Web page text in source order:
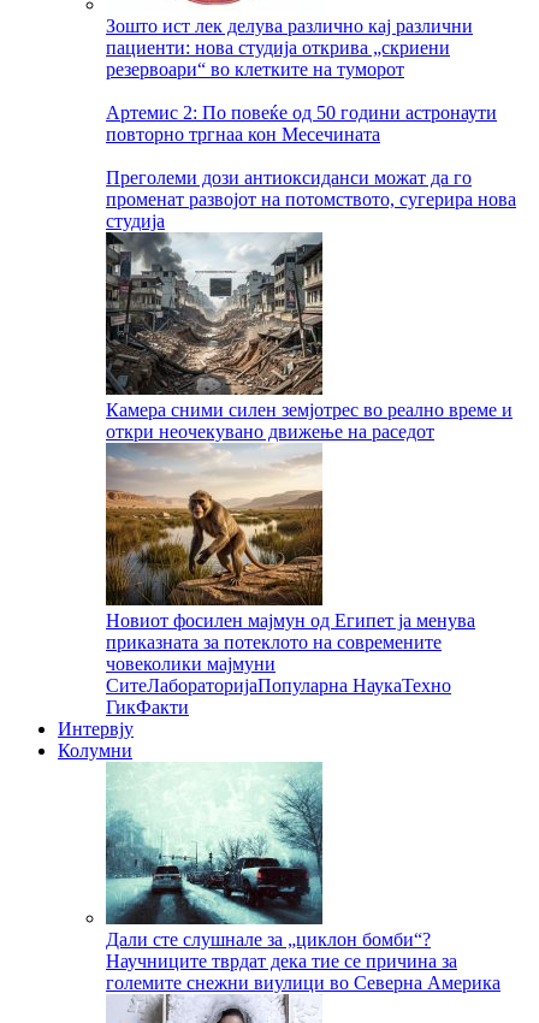
Зошто ист лек делува различно кај различни
пациенти: нова студија открива „скриени
резервоари“ во клетките на туморот
Артемис 2: По повеќе од 50 години астронаути
повторно тргнаа кон Месечината
Преголеми дози антиоксиданси можат да го
променат развојот на потомството, сугерира нова
студија
Камера сними силен земјотрес во реално време и
откри неочекувано движење на раседот
Новиот фосилен мајмун од Египет ја менува
приказната за потеклото на современите
човеколики мајмуни
СитеЛабораторијаПопуларна НаукаТехно
ГикФакти
Интервју
Колумни
Дали сте слушнале за „циклон бомби“?
Научниците тврдат дека тие се причина за
големите снежни виулици во Северна Америка